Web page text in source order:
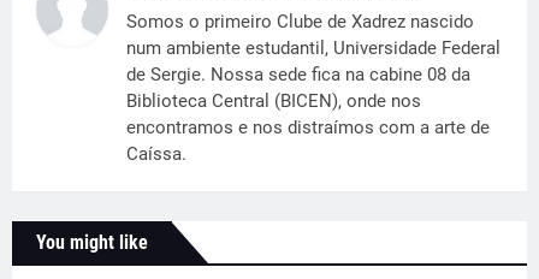
Somos o primeiro Clube de Xadrez nascido
num ambiente estudantil, Universidade Federal
de Sergie. Nossa sede fica na cabine 08 da
Biblioteca Central (BICEN), onde nos
encontramos e nos distraímos com a arte de
Caíssa.
You might like